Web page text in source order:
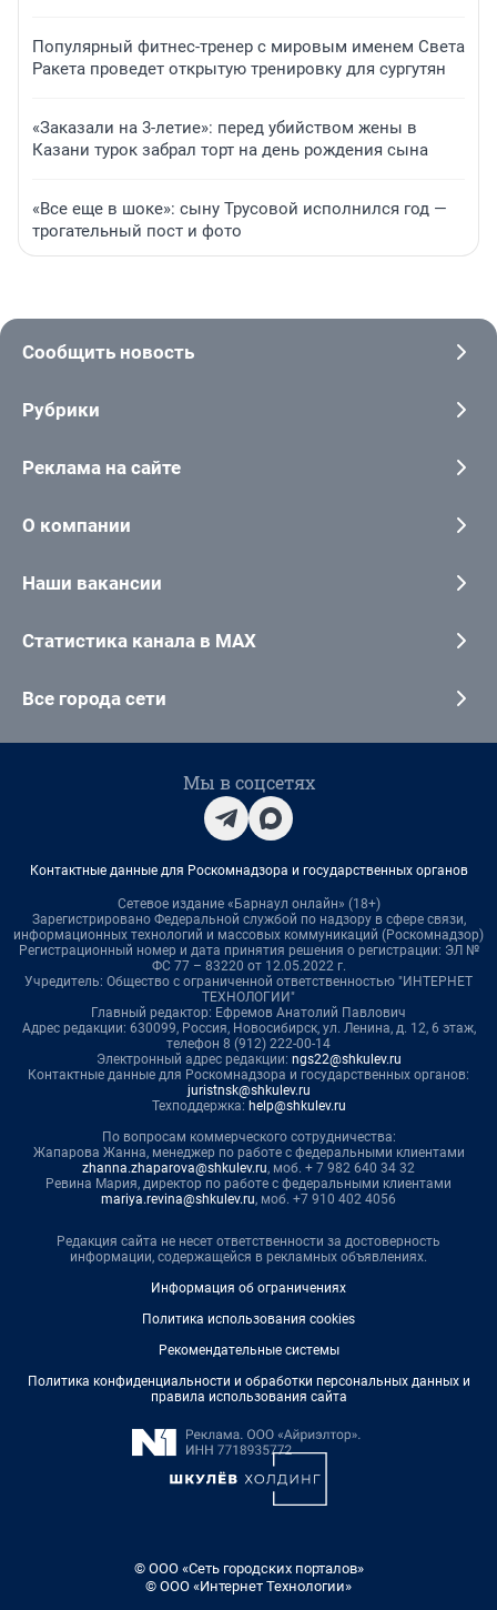
Популярный фитнес-тренер с мировым именем Света
Ракета проведет открытую тренировку для сургутян
«Заказали на 3-летие»: перед убийством жены в
Казани турок забрал торт на день рождения сына
«Все еще в шоке»: сыну Трусовой исполнился год —
трогательный пост и фото
Сообщить новость
Рубрики
Реклама на сайте
О компании
Наши вакансии
Статистика канала в MAX
Все города сети
Мы в соцсетях
Контактные данные для Роскомнадзора и государственных органов
Сетевое издание «Барнаул онлайн» (18+)
Зарегистрировано Федеральной службой по надзору в сфере связи,
информационных технологий и массовых коммуникаций (Роскомнадзор)
Регистрационный номер и дата принятия решения о регистрации: ЭЛ №
ФС 77 – 83220 от 12.05.2022 г.
Учредитель: Общество с ограниченной ответственностью "ИНТЕРНЕТ
ТЕХНОЛОГИИ"
Главный редактор: Ефремов Анатолий Павлович
Адрес редакции: 630099, Россия, Новосибирск, ул. Ленина, д. 12, 6 этаж,
телефон 8 (912) 222-00-14
Электронный адрес редакции: ngs22@shkulev.ru
Контактные данные для Роскомнадзора и государственных органов:
juristnsk@shkulev.ru
Техподдержка: help@shkulev.ru
По вопросам коммерческого сотрудничества:
Жапарова Жанна, менеджер по работе с федеральными клиентами
zhanna.zhaparova@shkulev.ru, моб. + 7 982 640 34 32
Ревина Мария, директор по работе с федеральными клиентами
mariya.revina@shkulev.ru, моб. +7 910 402 4056
Редакция сайта не несет ответственности за достоверность
информации, содержащейся в рекламных объявлениях.
Информация об ограничениях
Политика использования cookies
Рекомендательные системы
Политика конфиденциальности и обработки персональных данных и
правила использования сайта
© ООО «Сеть городских порталов»
© ООО «Интернет Технологии»